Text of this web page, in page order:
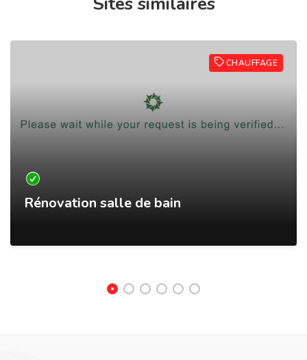
CHAUFFAGE
Rénovation salle de bain